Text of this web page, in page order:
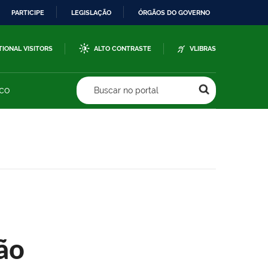
PARTICIPE LEGISLAÇÃO ÓRGÃOS DO GOVERNO
VISITORS ALTO CONTRASTE VLIBRAS
Buscar no portal